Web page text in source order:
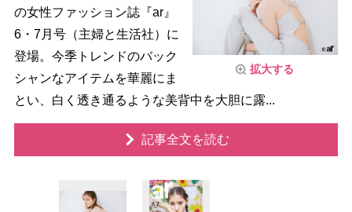
拡大する
の女性ファッション誌『ar』
6・7月号（主婦と生活社）に
登場。今季トレンドのバック
シャンなアイテムを華麗にま
とい、白く透き通るような美背中を大胆に露...
記事全文を読む